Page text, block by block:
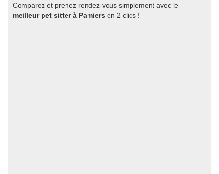
Comparez et prenez rendez-vous simplement avec le
meilleur pet sitter à Pamiers en 2 clics !